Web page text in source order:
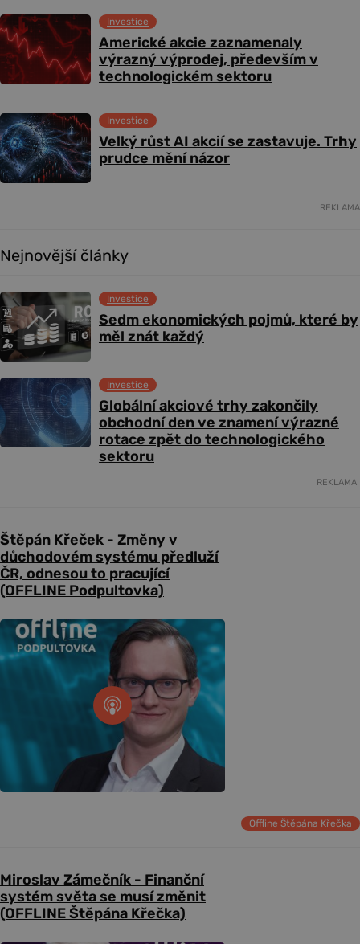
Americké akcie zaznamenaly
výrazný výprodej, především v
technologickém sektoru
Investice
Velký růst AI akcií se zastavuje. Trhy
prudce mění názor
Investice
REKLAMA
Nejnovější články
Sedm ekonomických pojmů, které by
měl znát každý
Investice
Globální akciové trhy zakončily
obchodní den ve znamení výrazné
rotace zpět do technologického
sektoru
Investice
REKLAMA
Štěpán Křeček - Změny v
důchodovém systému předluží
ČR, odnesou to pracující
(OFFLINE Podpultovka)
Offline Štěpána Křečka
Miroslav Zámečník - Finanční
systém světa se musí změnit
(OFFLINE Štěpána Křečka)